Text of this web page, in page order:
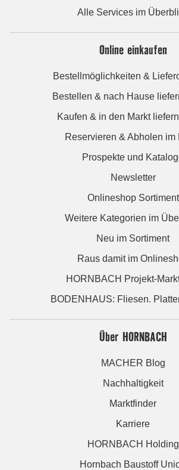
Alle Services im
Online einkaufen
Bestellmöglichkeiten &
Bestellen & nach Hause
Kaufen & in den Markt
Reservieren & Abholen im
Prospekte und
Newsletter
Onlineshop Sortiment
Weitere Kategorien im
Neu im Sortiment
Raus damit im
HORNBACH Projekt-
BODENHAUS: Fliesen.
Über HORNBACH
MACHER Blog
Nachhaltigkeit
Marktfinder
Karriere
HORNBACH Holding
Hornbach Baustoff